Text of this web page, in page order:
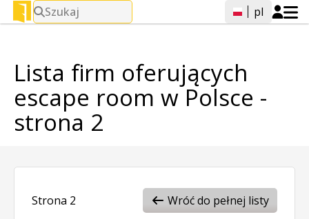
Szukaj pl
Lista firm oferujących
escape room w Polsce -
strona 2
Strona 2 Wróć do pełnej listy